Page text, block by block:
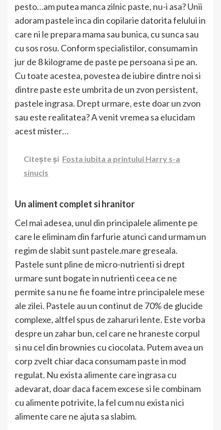
pesto…am putea manca zilnic paste, nu-i asa? Unii
adoram pastele inca din copilarie datorita felului in
care ni le prepara mama sau bunica, cu sunca sau
cu sos rosu. Conform specialistilor, consumam in
jur de 8 kilograme de paste pe persoana si pe an.
Cu toate acestea, povestea de iubire dintre noi si
dintre paste este umbrita de un zvon persistent,
pastele ingrasa. Drept urmare, este doar un zvon
sau este realitatea? A venit vremea sa elucidam
acest mister…
Citește și Fosta iubita a printului Harry s-a
sinucis
Un aliment complet si hranitor
Cel mai adesea, unul din principalele alimente pe
care le eliminam din farfurie atunci cand urmam un
regim de slabit sunt pastele.mare greseala.
Pastele sunt pline de micro-nutrienti si drept
urmare sunt bogate in nutrienti ceea ce ne
permite sa nu ne fie foame intre principalele mese
ale zilei. Pastele au un continut de 70% de glucide
complexe, altfel spus de zaharuri lente. Este vorba
despre un zahar bun, cel care ne hraneste corpul
si nu cel din brownies cu ciocolata. Putem avea un
corp zvelt chiar daca consumam paste in mod
regulat. Nu exista alimente care ingrasa cu
adevarat, doar daca facem excese si le combinam
cu alimente potrivite, la fel cum nu exista nici
alimente care ne ajuta sa slabim.